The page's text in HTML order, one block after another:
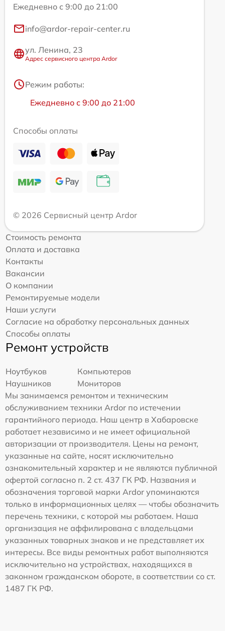
Ежедневно с 9:00 до 21:00
info@ardor-repair-center.ru
ул. Ленина, 23
Адрес сервисного центра Ardor
Режим работы:
Ежедневно с 9:00 до 21:00
Способы оплаты
© 2026 Сервисный центр Ardor
Стоимость ремонта
Оплата и доставка
Контакты
Вакансии
О компании
Ремонтируемые модели
Наши услуги
Согласие на обработку персональных данных
Способы оплаты
Ремонт устройств
Ноутбуков
Компьютеров
Наушников
Мониторов
Мы занимаемся ремонтом и техническим
обслуживанием техники Ardor по истечении
гарантийного периода. Наш центр в Хабаровске
работает независимо и не имеет официальной
авторизации от производителя. Цены на ремонт,
указанные на сайте, носят исключительно
ознакомительный характер и не являются публичной
офертой согласно п. 2 ст. 437 ГК РФ. Названия и
обозначения торговой марки Ardor упоминаются
только в информационных целях — чтобы обозначить
перечень техники, с которой мы работаем. Наша
организация не аффилирована с владельцами
указанных товарных знаков и не представляет их
интересы. Все виды ремонтных работ выполняются
исключительно на устройствах, находящихся в
законном гражданском обороте, в соответствии со ст.
1487 ГК РФ.